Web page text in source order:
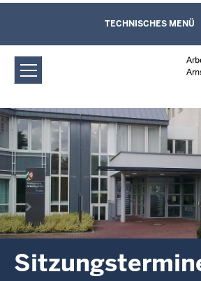
Arbeitsgericht Arnsberg:
Sitzungstermine
Direkt zum Inhalt
Leichte Sprache,
und Kontaktformular
TECHNISCHES MENÜ